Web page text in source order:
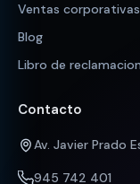
Ventas corporativas
Blog
Libro de
Contacto
Av. Javier Prado
945 742 401